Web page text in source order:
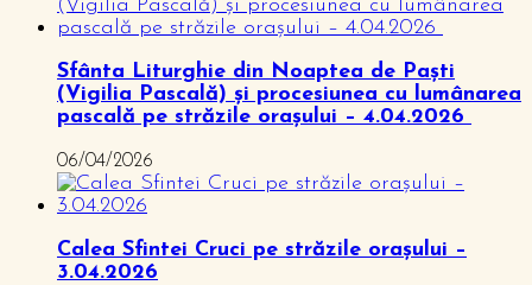
Sfânta Liturghie din Noaptea de Paști
(Vigilia Pascală) și procesiunea cu lumânarea
pascală pe străzile orașului – 4.04.2026
06/04/2026
Calea Sfintei Cruci pe străzile orașului –
3.04.2026